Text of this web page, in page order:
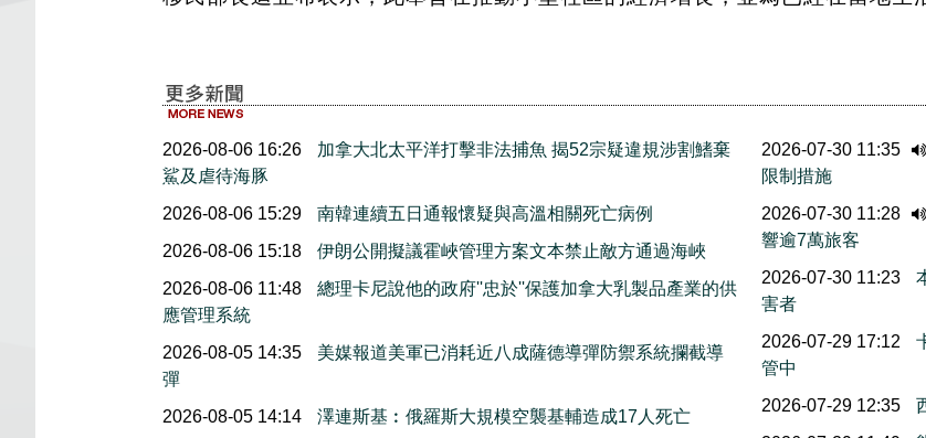
2026-08-06 16:26
加拿大北太平洋打擊非法捕魚 揭52宗疑違規涉割鰭棄
鯊及虐待海豚
2026-08-06 15:29
南韓連續五日通報懷疑與高溫相關死亡病例
2026-08-06 15:18
伊朗公開擬議霍峽管理方案文本禁止敵方通過海峽
2026-08-06 11:48
總理卡尼說他的政府''忠於''保護加拿大乳製品產業的供
應管理系統
2026-08-05 14:35
美媒報道美軍已消耗近八成薩德導彈防禦系統攔截導
彈
2026-08-05 14:14
澤連斯基︰俄羅斯大規模空襲基輔造成17人死亡
2026-07-30 11:35
限制措施
2026-07-30 11:28
響逾7萬旅客
2026-07-30 11:23
害者
2026-07-29 17:12
管中
2026-07-29 12:35